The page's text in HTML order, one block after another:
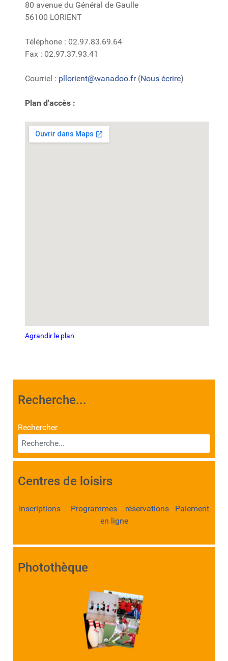
80 avenue du Général de Gaulle
56100 LORIENT
Téléphone : 02.97.83.69.64
Fax : 02.97.37.93.41
Courriel : pllorient@wanadoo.fr(Nous écrire)
Plan d'accès :
Agrandir le plan
Recherche...
Rechercher
Centres de loisirs
Inscriptions Programmes réservations Paiement
en ligne
Photothèque